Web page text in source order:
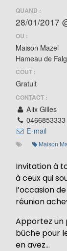
QUAND :
28/01/2017
OÙ :
Maison Mazel
Hameau de
COÛT :
Gratuit
CONTACT :
Alix Gilles
0466853333
E-mail
Maison
Invitation à
à ceux qui
l’occasion
réunion
Apportez un
bûche pour
en avez…